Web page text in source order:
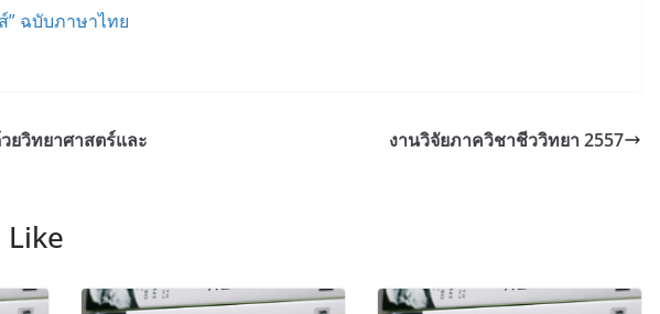
” ฉบับภาษาไทย
ยวิทยาศาสตร์และ
งานวิจัยภาควิชาชีววิทยา 2557
Like